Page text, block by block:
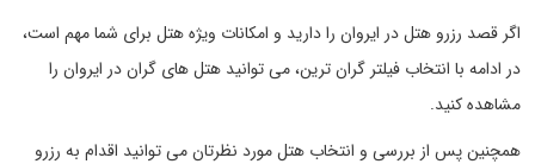
اگر قصد رزرو هتل در ایروان را دارید و امکانات ویژه هتل برای شما مهم است،
در ادامه با انتخاب فیلتر گران ترین، می توانید هتل های گران در ایروان را
مشاهده کنید.
همچنین پس از بررسی و انتخاب هتل مورد نظرتان می توانید اقدام به رزرو